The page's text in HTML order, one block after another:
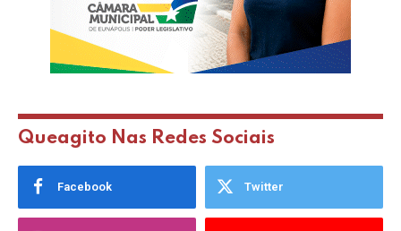
Queagito Nas Redes Sociais
Facebook Twitter